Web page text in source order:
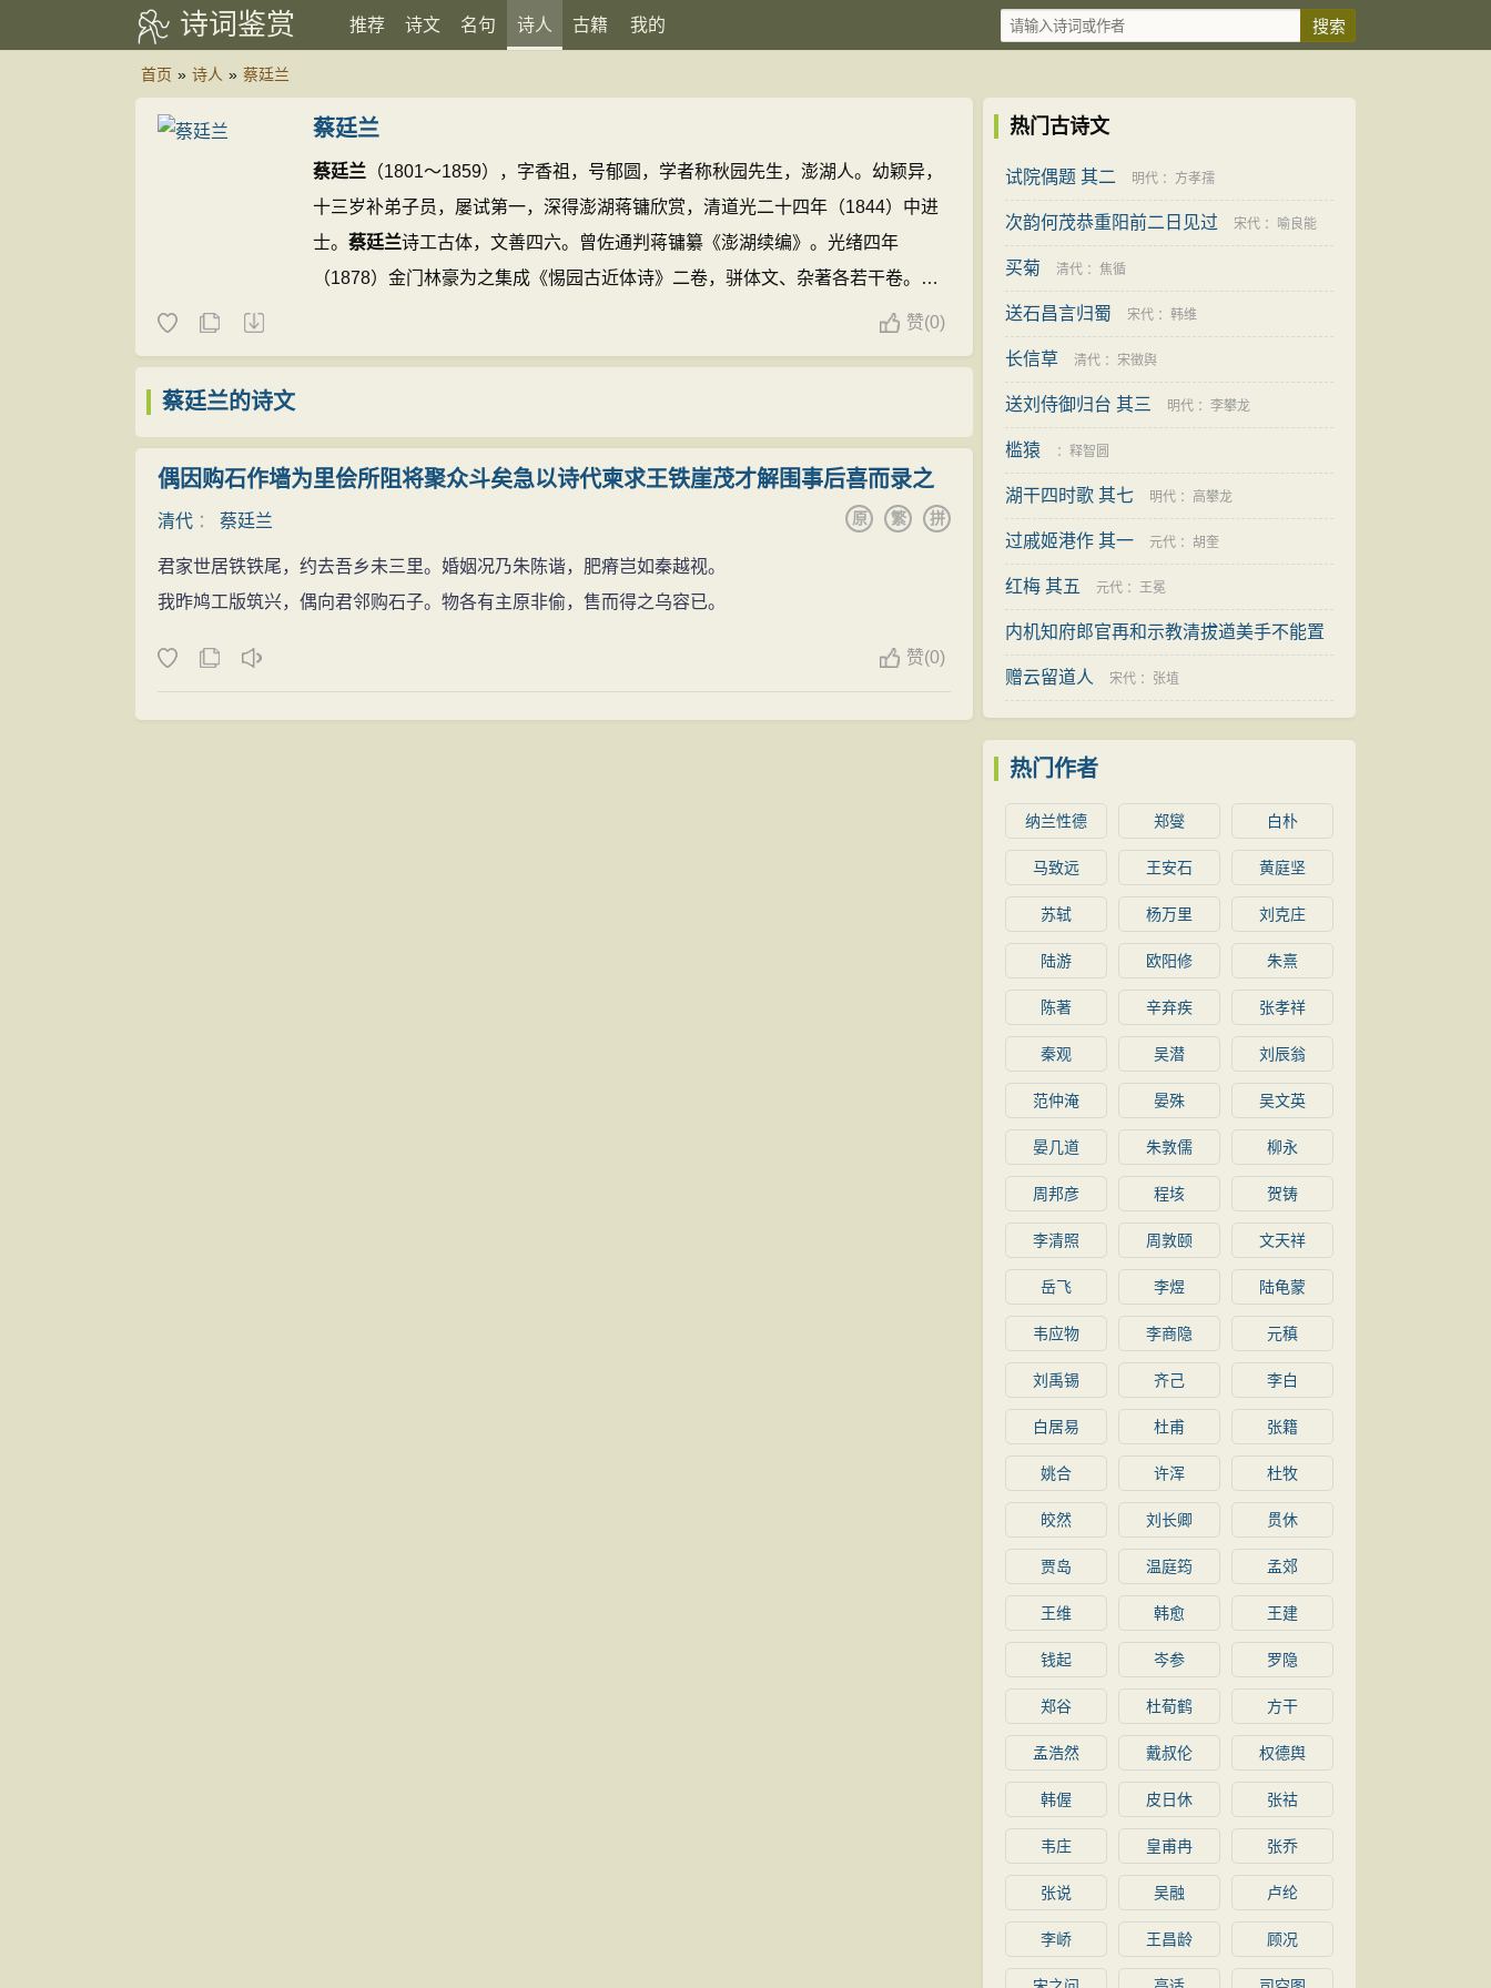
诗词鉴赏 推荐 诗文 名句 诗人 古籍 我的
首页 » 诗人 » 蔡廷兰
蔡廷兰
蔡廷兰 （1801～1859），字香祖，号郁圆，学者称秋园先生，澎湖人。幼颖异，
十三岁补弟子员，屡试第一，深得澎湖蒋镛欣赏，清道光二十四年（1844）中进
士。 蔡廷兰诗工古体，文善四六。曾佐通判蒋镛纂《澎湖续编》。光绪四年
（1878）金门林豪为之集成《惕园古近体诗》二卷，骈体文、杂著各若干卷。
《惕园古近体诗》今未见，以下据蒋镛《澎湖续编》、林豪《澎湖厅志》、连横
赞(0)
蔡廷兰的诗文
偶因购石作墙为里侩所阻将聚众斗矣急以诗代柬求王铁崖茂才解围事后喜而录之
清代 ： 蔡廷兰 拼
繁
原
君家世居铁铁尾，约去吾乡未三里。婚姻况乃朱陈谐，肥瘠岂如秦越视。
我昨鸠工版筑兴，偶向君邻购石子。物各有主原非偷，售而得之乌容已。
赞(0)
热门古诗文
试院偶题 其二 明代 ： 方孝孺
次韵何茂恭重阳前二日见过 宋代 ： 喻良能
买菊 清代 ： 焦循
送石昌言归蜀 宋代 ： 韩维
长信草 清代 ： 宋徵舆
送刘侍御归台 其三 明代 ： 李攀龙
槛猿 ： 释智圆
湖干四时歌 其七 明代 ： 高攀龙
过戚姬港作 其一 元代 ： 胡奎
红梅 其五 元代 ： 王冕
内机知府郎官再和示教清拔遒美手不能置
用韵 宋代： 程公许
赠云留道人 宋代 ： 张埴
热门作者
纳兰性德 郑燮 白朴
马致远 王安石 黄庭坚
苏轼 杨万里 刘克庄
陆游 欧阳修 朱熹
陈著 辛弃疾 张孝祥
秦观 吴潜 刘辰翁
范仲淹 晏殊 吴文英
晏几道 朱敦儒 柳永
周邦彦 程垓 贺铸
李清照 周敦颐 文天祥
岳飞 李煜 陆龟蒙
韦应物 李商隐 元稹
刘禹锡 齐己 李白
白居易 杜甫 张籍
姚合 许浑 杜牧
皎然 刘长卿 贯休
贾岛 温庭筠 孟郊
王维 韩愈 王建
钱起 岑参 罗隐
郑谷 杜荀鹤 方干
孟浩然 戴叔伦 权德舆
韩偓 皮日休 张祜
韦庄 皇甫冉 张乔
张说 吴融 卢纶
李峤 王昌龄 顾况